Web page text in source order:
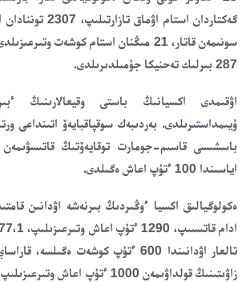
گەكتاردان استام
سونىمەن قاتار، 21 مىڭنان استام كوشەت
287 بىرلىك تەحنيكا جۇمىلدىرىلدى.
اۋقىمدى اكسيانىڭ باستى وقيعالارىنىڭ
ۇيىمداستىرىلدى. بەردىبەك سوقپاقبايەۆ اتىنداعى
باسشىسى قاسىم-جومارت توقايەۆتىڭ قاتىسۋىمەن
اياسىندا 100 ءتۇپ اعاش ەگىلدى.
تالعار اۋدانىندا 600 ءتۇپ كوشەت